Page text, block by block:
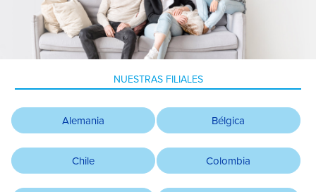
NUESTRAS FILIALES​
Alemania Bélgica
Chile Colombia